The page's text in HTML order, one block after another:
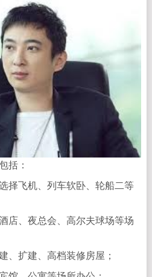
括：
择飞机、列车软卧、轮船二等
店、夜总会、高尔夫球场等场
、扩建、高档装修房屋；